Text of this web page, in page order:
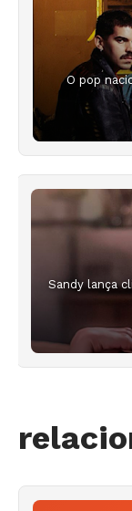
O pop
Sandy lança